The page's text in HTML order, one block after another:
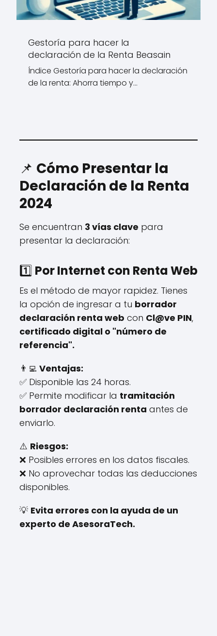
Gestoría para hacer la
declaración de la Renta Beasain
Índice Gestoría para hacer la declaración
de la renta: Ahorra tiempo y…
📌 Cómo Presentar la
Declaración de la Renta
2024
Se encuentran 3 vías clave para
presentar la declaración:
1️⃣ Por Internet con Renta Web
Es el método de mayor rapidez. Tienes
la opción de ingresar a tu borrador
declaración renta web con Cl@ve PIN,
certificado digital o "número de
referencia".
👨‍💻 Ventajas:
✅ Disponible las 24 horas.
✅ Permite modificar la tramitación
borrador declaración renta antes de
enviarlo.
⚠️ Riesgos:
❌ Posibles errores en los datos fiscales.
❌ No aprovechar todas las deducciones
disponibles.
💡 Evita errores con la ayuda de un
experto de AsesoraTech.